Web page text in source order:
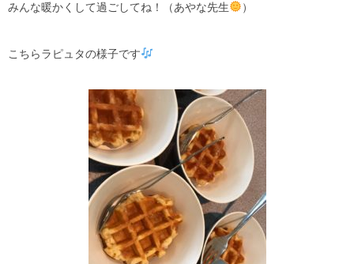
みんな暖かくして過ごしてね！（あやな先生
）
こちらラピュタの様子です